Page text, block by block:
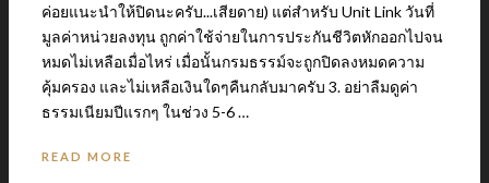
ค่อยแนะนำให้ปิดนะครับ...เสียดาย) แต่สำหรับ Unit Link วันที่
มูลค่าหน่วยลงทุน ถูกค่าใช้จ่ายในการประกันชีวิตหักออกไปจน
หมดไม่เหลือเมื่อไหร่ เมื่อนั้นกรมธรรม์จะถูกปิดลงหมดความ
คุ้มครอง และไม่เหลือเงินใดๆคืนกลับมาครับ 3. อย่าลืมดูค่า
ธรรมเนียมปีแรกๆ ในช่วง 5-6 …
READ MORE